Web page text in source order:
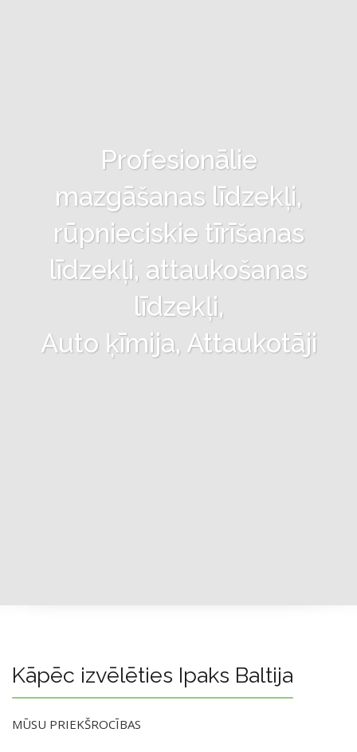
Profesionālie
mazgāšanas līdzekļi,
rūpnieciskie tīrīšanas
līdzekļi, attaukošanas
līdzekļi,
Auto ķīmija, Attaukotāji
Kāpēc izvēlēties Ipaks Baltija
MŪSU PRIEKŠROCĪBAS